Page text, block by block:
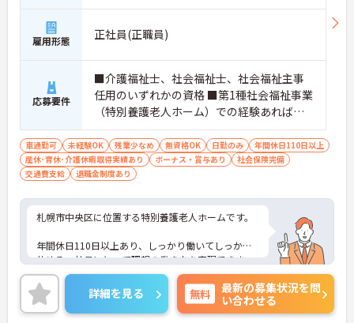
雇用形態 正社員(正職員)
応募要件
■介護福祉士、社会福祉士、社会福祉主事
任用のいずれかの資格 ■第1種社会福祉事業
（特別養護老人ホーム）での経験あれば尚
可 ■普通自動車運転免許（AT限定可）あれ
ば尚可 ■必要なＰＣスキル：Ｅｘｃｅｌや
Ｗｏｒｄ等の基本操作
車通勤可 未経験OK 残業少なめ 無資格OK 日勤のみ
年間休日110日以上
産休･育休･介護休暇取得実績あり
ボーナス・賞与あり
社会保険完備
交通費支給
退職金制度あり
札幌市中央区に位置する特別養護老人ホームです。
年間休日110日以上あり、しっかり働いてしっかり
休める、社員にとって理想の働き方を実現できま
す。
日勤のみ、残業も少なめです！
詳細を見る 無料
最新の募集状況を問
い合わせる